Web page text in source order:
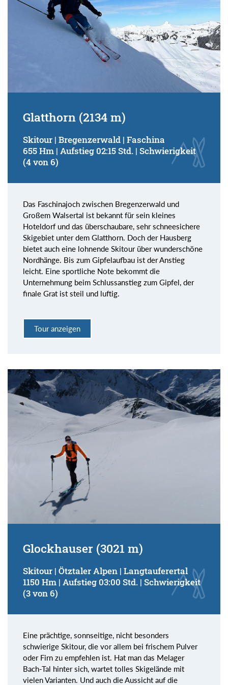
Glatthorn (2134 m)
Skitour | Bregenzerwald | Faschina
655 Hm | Aufstieg 02:15 Std. | Schwierigkeit
(4 von 6)
Das Faschinajoch zwischen Bregenzerwald und
Großem Walsertal ist bekannt für sein kleines
Hoteldorf und das überschaubare, sehr schneesichere
Skigebiet unter dem Glatthorn. Doch der Hausberg
bietet auch eine lohnende Skitour über wunderschöne
Nordhänge. Bis zum Gipfelaufbau ist der Anstieg
leicht. Eine sportliche Note bekommt die
Unternehmung beim Schlussanstieg zum Gipfel, der
finale Grat ist steil und luftig.
Tour anzeigen
Glockhauser (3021 m)
Skitour | Ötztaler Alpen | Langtauferertal
1150 Hm | Aufstieg 03:00 Std. | Schwierigkeit
(3 von 6)
Eine prächtige, sonnseitige, nicht besonders
schwierige Skitour, die vor allem bei frischem Pulver
oder Firn zu empfehlen ist. Hat man das Melager
Bach-Tal hinter sich, wartet tolles Skigelände mit
vielen Varianten. Und auch die Aussicht auf die